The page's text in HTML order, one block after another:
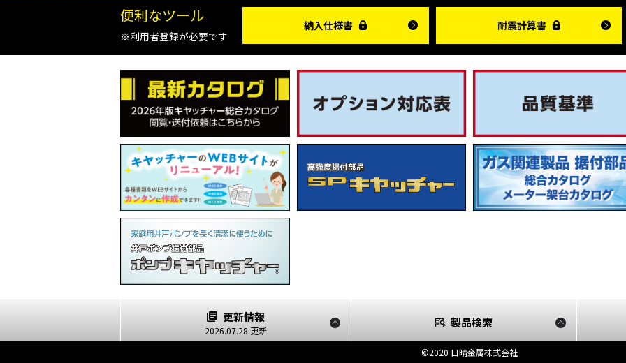
便利なツール
※利用者登録が必要です
納入仕様書 耐震計算書
更新情報
2026.07.28 更新
製品検索
©2020 日晴金属株式会社